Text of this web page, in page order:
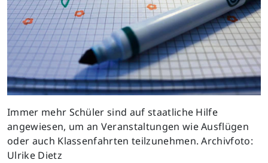
Immer mehr Schüler sind auf staatliche Hilfe
angewiesen, um an Veranstaltungen wie Ausflügen
oder auch Klassenfahrten teilzunehmen. Archivfoto:
Ulrike Dietz
Previous Next